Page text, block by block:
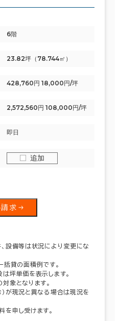
6階
23.82坪（78.744㎡）
428,760円 18,000円/坪
2,572,560円 108,000円/坪
即日
追加
求
設備等は状況により変更にな
括貸の面積例です。
坪単価を表示します。
象となります。
が現況と異なる場合は現況を
申し受けます。